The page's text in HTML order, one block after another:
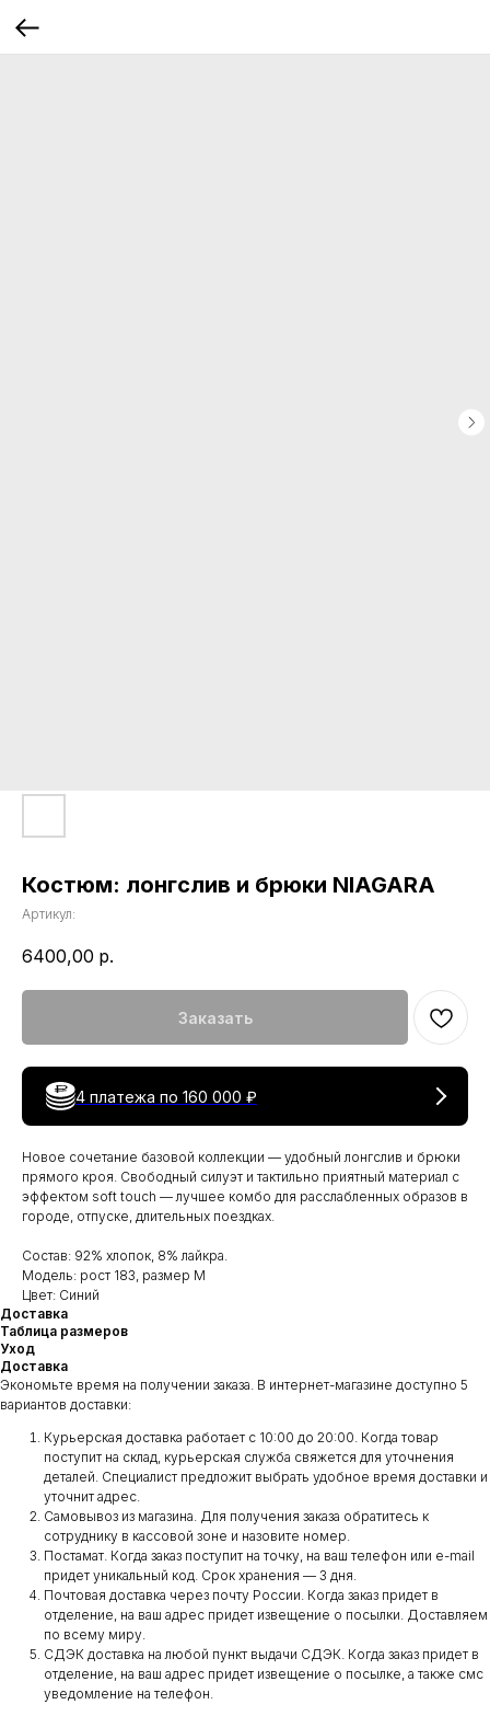
Костюм: лонгслив и брюки NIAGARA
Артикул:
6400,00 р.
Заказать
4 платежа по 160 000 ₽
Новое сочетание базовой коллекции — удобный лонгслив и брюки
прямого кроя. Свободный силуэт и тактильно приятный материал с
эффектом soft touch — лучшее комбо для расслабленных образов в
городе, отпуске, длительных поездках.
Состав: 92% хлопок, 8% лайкра.
Модель: рост 183, размер M
Цвет: Синий
Доставка
Таблица размеров
Уход
Доставка
Экономьте время на получении заказа. В интернет-магазине доступно 5
вариантов доставки:
Курьерская доставка работает с 10:00 до 20:00. Когда товар
поступит на склад, курьерская служба свяжется для уточнения
деталей. Специалист предложит выбрать удобное время доставки и
уточнит адрес.
Самовывоз из магазина. Для получения заказа обратитесь к
сотруднику в кассовой зоне и назовите номер.
Постамат. Когда заказ поступит на точку, на ваш телефон или e-mail
придет уникальный код. Срок хранения — 3 дня.
Почтовая доставка через почту России. Когда заказ придет в
отделение, на ваш адрес придет извещение о посылки. Доставляем
по всему миру.
СДЭК доставка на любой пункт выдачи СДЭК. Когда заказ придет в
отделение, на ваш адрес придет извещение о посылке, а также смс
уведомление на телефон.